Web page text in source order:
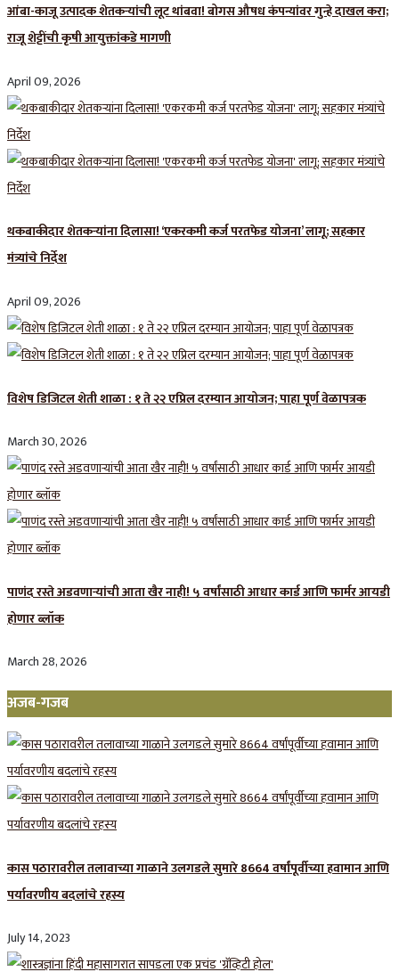
आंबा-काजू उत्पादक शेतकऱ्यांची लूट थांबवा! बोगस औषध कंपन्यांवर गुन्हे दाखल करा;
राजू शेट्टींची कृषी आयुक्तांकडे मागणी
April 09, 2026
थकबाकीदार शेतकऱ्यांना दिलासा! ‘एकरकमी कर्ज परतफेड योजना’ लागू; सहकार
मंत्र्यांचे निर्देश
April 09, 2026
विशेष डिजिटल शेती शाळा : १ ते २२ एप्रिल दरम्यान आयोजन; पाहा पूर्ण वेळापत्रक
March 30, 2026
पाणंद रस्ते अडवणाऱ्यांची आता खैर नाही! ५ वर्षांसाठी आधार कार्ड आणि फार्मर आयडी
होणार ब्लॉक
March 28, 2026
अजब-गजब
कास पठारावरील तलावाच्या गाळाने उलगडले सुमारे 8664 वर्षांपूर्वीच्या हवामान आणि
पर्यावरणीय बदलांचे रहस्य
July 14, 2023